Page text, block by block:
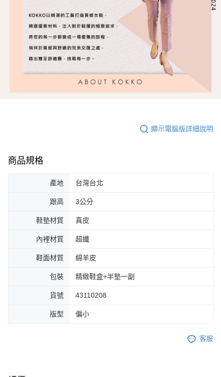
顯示電腦版詳細說明
商品規格
產地 台灣台北
跟高 3公分
鞋墊材質 真皮
內裡材質 超纖
鞋面材質 綿羊皮
包裝 精緻鞋盒+半墊一副
貨號 43110208
版型 偏小
客服